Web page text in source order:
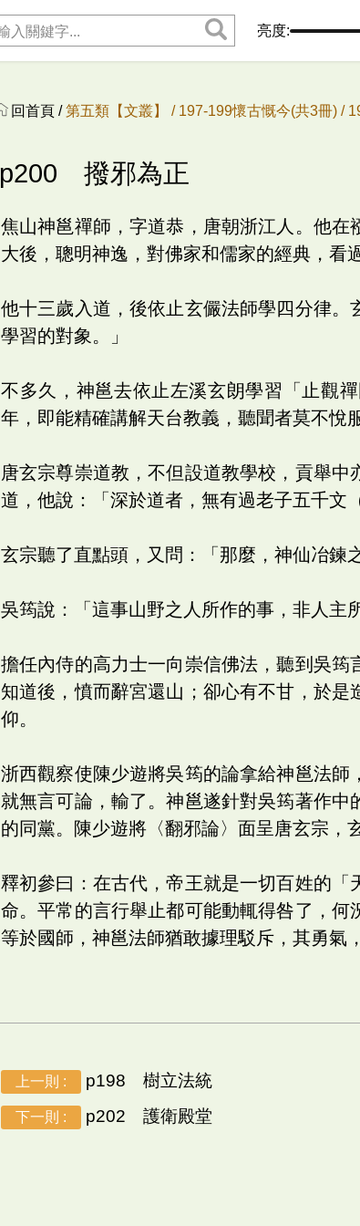
亮度:
回首頁 /第五類【文叢】 / 197-199懷古慨今(共3冊) /
p200 撥邪為正
焦山神邕禪師，字道恭，唐朝浙江人。他
大後，聰明神逸，對佛家和儒家的經典，看
他十三歲入道，後依止玄儼法師學四分律
學習的對象。」
不多久，神邕去依止左溪玄朗學習「止觀
年，即能精確講解天台教義，聽聞者莫不悅服
唐玄宗尊崇道教，不但設道教學校，貢舉
道，他說：「深於道者，無有過老子五千文
玄宗聽了直點頭，又問：「那麼，神仙冶鍊
吳筠說：「這事山野之人所作的事，非人主
擔任內侍的高力士一向崇信佛法，聽到吳
知道後，憤而辭宮還山；卻心有不甘，於
仰。
浙西觀察使陳少遊將吳筠的論拿給神邕法
就無言可論，輸了。神邕遂針對吳筠著作
的同黨。陳少遊將〈翻邪論〉面呈唐玄宗，
釋初參曰：在古代，帝王就是一切百姓的
命。平常的言行舉止都可能動輒得咎了，
等於國師，神邕法師猶敢據理駁斥，其勇氣
上一則 : p198 樹立法統
下一則 : p202 護衛殿堂